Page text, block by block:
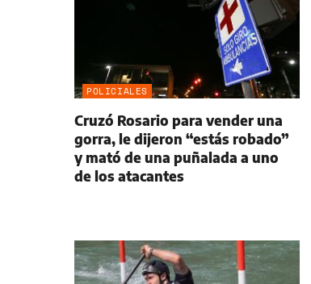
POLICIALES
Cruzó Rosario para vender una
gorra, le dijeron “estás robado”
y mató de una puñalada a uno
de los atacantes